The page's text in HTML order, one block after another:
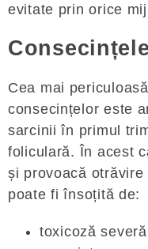
evitate prin orice
Cea mai
consecințelor este
sarcinii în primul
foliculară. În acest
și provoacă
poate fi însoțită de:
toxicoză